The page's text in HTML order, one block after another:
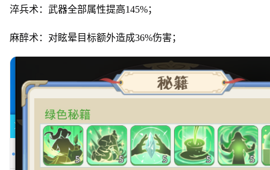
淬兵术：武器全部属性提高145%；
麻醉术：对眩晕目标额外造成36%伤害；